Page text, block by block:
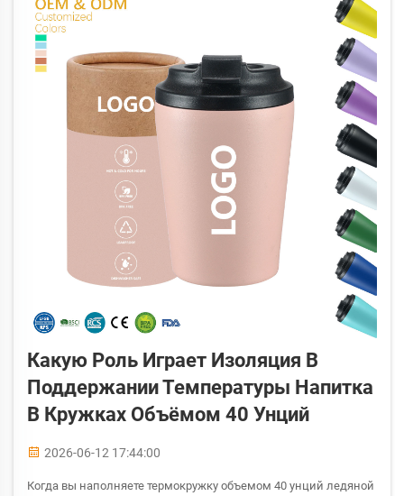
Какую Роль Играет Изоляция В
Поддержании Температуры Напитка
В Кружках Объёмом 40 Унций
2026-06-12 17:44:00
Когда вы наполняете термокружку объемом 40 унций ледяной